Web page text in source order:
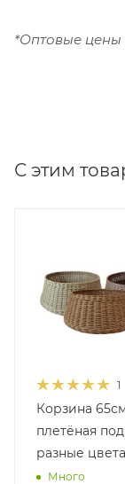
*Оптовые цены
С этим
1
Корзина
плетёная
разные цвета
Много